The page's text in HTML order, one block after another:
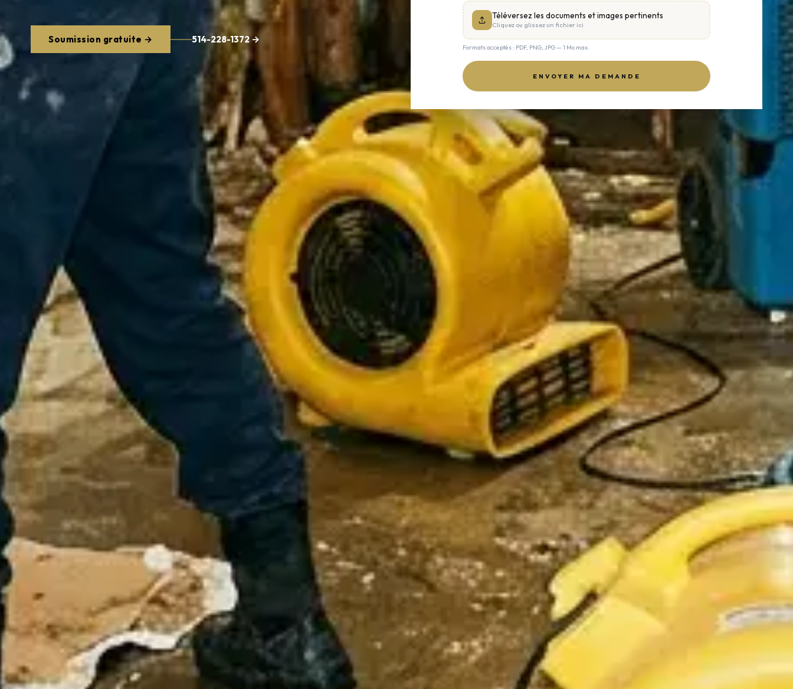
Soumission gratuite → 514-228-1372 →
Téléversez les documents et images pertinents
Cliquez ou glissez un fichier ici
Formats acceptés : PDF, PNG, JPG — 1 Mo max.
ENVOYER MA DEMANDE